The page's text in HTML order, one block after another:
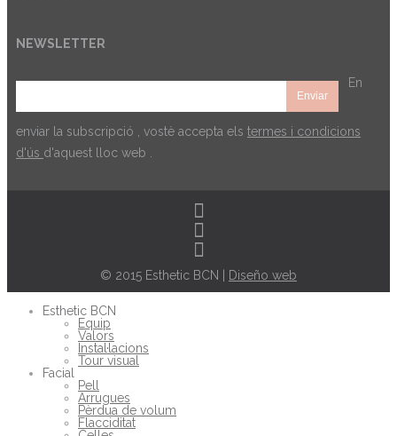
NEWSLETTER
En
enviar la subscripció , vostè accepta els termes i condicions
d'ús d'aquest lloc web .
© 2015 Esthetic BCN | Diseño web
Esthetic BCN
Equip
Valors
Instal·lacions
Tour visual
Facial
Pell
Arrugues
Pèrdua de volum
Flacciditat